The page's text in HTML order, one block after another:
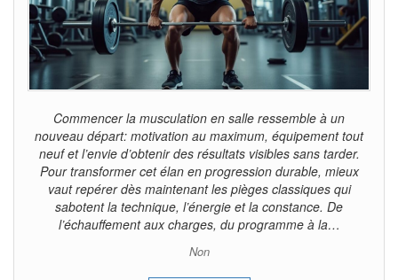
Commencer la musculation en salle ressemble à un
nouveau départ: motivation au maximum, équipement tout
neuf et l’envie d’obtenir des résultats visibles sans tarder.
Pour transformer cet élan en progression durable, mieux
vaut repérer dès maintenant les pièges classiques qui
sabotent la technique, l’énergie et la constance. De
l’échauffement aux charges, du programme à la…
Non